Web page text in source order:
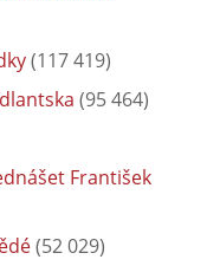
(117 419)
(95 464)
František
(52 029)